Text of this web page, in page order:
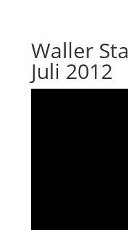
Waller
Juli 2012